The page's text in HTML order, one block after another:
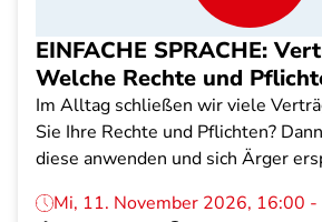
EINFACHE SPRACHE:
Welche Rechte und
Im Alltag schließen wir viele
Sie Ihre Rechte und Pflichten?
diese anwenden und sich Ärger
Mi, 11. November 2026, 16:00